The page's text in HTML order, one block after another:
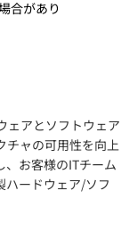
合があり
ェアとソフトウェア
チャの可用性を向上
、お客様のITチーム
ハードウェア/ソフ